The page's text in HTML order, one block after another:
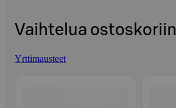
Vaihtelua ostoskoriin
Yrttimausteet